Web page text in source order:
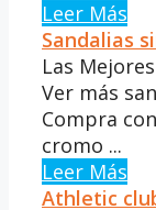
Leer Más
Sandalias
Las
Ver más
Compra
cromo ...
Leer Más
Athletic